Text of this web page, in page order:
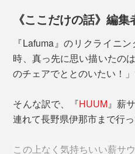
写真は「RSX CLIP AirComfort®」
【チェアの広げ方・使い
1. 背もたれ側を片手で押さ
まりました。
《ここだけの話》編集
『Lafuma』のリクライニ
時、真っ先に思い描いたの
のチェアでととのいたい！」
そんな訳で、『HUUM』薪
連れて長野県伊那市まで行っ
この上なく気持ちいい薪サ